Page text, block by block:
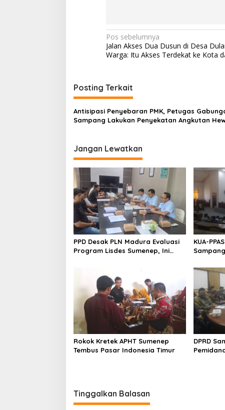
Navigasi
pos
Pos sebelumnya
Jalan Akses Dua Dusun di Desa
Warga: Itu Akses Terdekat ke Kota
Posting Terkait
Antisipasi Penyebaran PMK, Petugas
Sampang Lakukan Penyekatan Angkutan
Jangan Lewatkan
PPD Desak PLN Madura Evaluasi
Program Lisdes Sumenep, Ini
KUA-
Rokok Kretek APHT Sumenep
Tembus Pasar Indonesia Timur
DPRD
Tinggalkan Balasan